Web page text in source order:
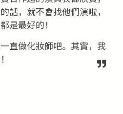
話，就不會找他們演啦，
是最好的！
直做化妝師吧。其實，我